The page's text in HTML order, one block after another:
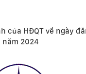
của HĐQT về ngày
2024